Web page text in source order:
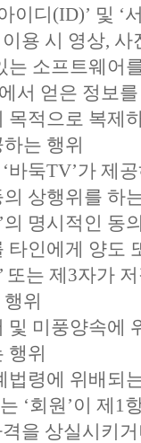
이디(ID)’ 및 ‘
용 시 영상,
는 소프트웨어
서 얻은 정보
목적으로 복제
는 행위
바둑TV’가 제
상행위를 하
명시적인 동
타인에게 양도
또는 제3자가
위
미풍양속에
행위
령에 위배되
는 ‘회원’이 제
격을 상실시키